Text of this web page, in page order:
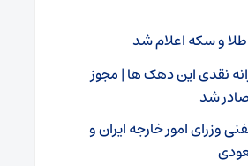
و سکه اعلام شد
نقدی این دهک ها | مجوز
شد
وزرای امور خارجه ایران و